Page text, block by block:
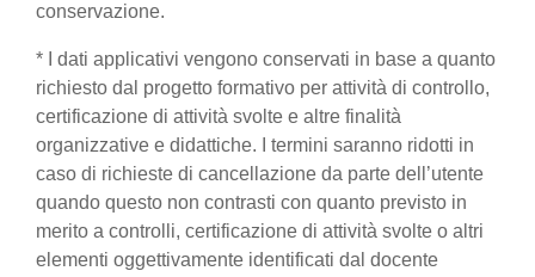
conservazione.
* I dati applicativi vengono conservati in base a quanto
richiesto dal progetto formativo per attività di controllo,
certificazione di attività svolte e altre finalità
organizzative e didattiche. I termini saranno ridotti in
caso di richieste di cancellazione da parte dell’utente
quando questo non contrasti con quanto previsto in
merito a controlli, certificazione di attività svolte o altri
elementi oggettivamente identificati dal docente